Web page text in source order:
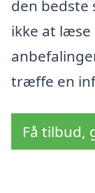
den bedste
ikke at læse
træffe en
Få tilbud,